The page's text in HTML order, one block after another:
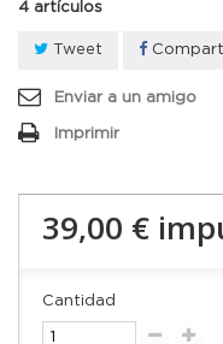
4 artículos
Tweet
Enviar a un amigo
Imprimir
39,00 €
Cantidad